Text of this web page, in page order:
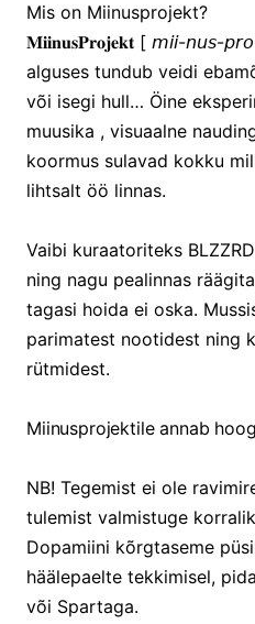
Mis on Miinusprojekt?
𝐌𝐢𝐢𝐧𝐮𝐬𝐏𝐫𝐨𝐣𝐞𝐤𝐭 [ 𝘮𝘪𝘪-𝘯𝘶𝘴-
alguses tundub veidi
või isegi hull… Öine
muusika , visuaalne
koormus sulavad kokku
lihtsalt öö linnas.
Vaibi kuraatoriteks
ning nagu pealinnas
tagasi hoida ei oska.
parimatest nootidest ning
rütmidest.
Miinusprojektile annab
NB! Tegemist ei ole
tulemist valmistuge
Dopamiini kõrgtaseme
häälepaelte tekkimisel,
või Spartaga.